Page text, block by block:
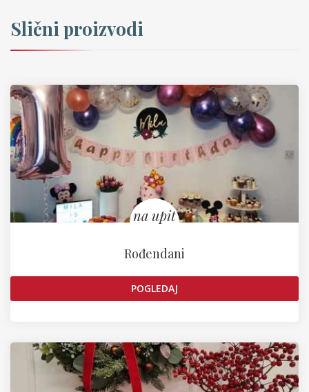
Slični proizvodi
na upit
Rođendani
POGLEDAJ